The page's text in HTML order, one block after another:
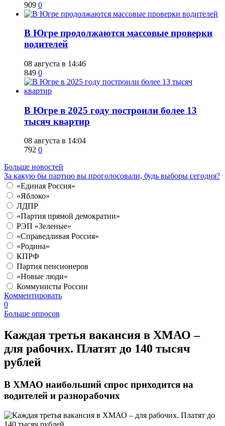
909 0
​В Югре продолжаются массовые проверки
водителей
08 августа в 14:46
849 0
​В Югре в 2025 году построили более 13
тысяч квартир
08 августа в 14:04
792 0
Больше новостей
За какую бы партию вы проголосовали, будь выборы сегодня?
«Единая Россия»
«Яблоко»
ЛДПР
«Партия прямой демократии»
РЭП «Зеленые»
«Справедливая Россия»
«Родина»
КПРФ
Партия пенсионеров
«Новые люди»
Коммунисты России
Комментировать
0
Больше опросов
​Каждая третья вакансия в ХМАО –
для рабочих. Платят до 140 тысяч
рублей
В ХМАО наибольший спрос приходится на
водителей и разнорабочих